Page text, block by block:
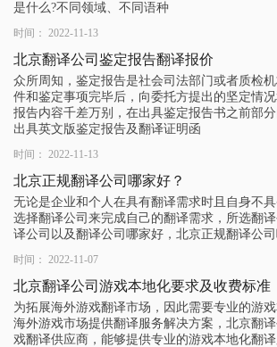
是什么?不同领域、不同语种
时间： 2022-11-13
北京翻译公司鉴定报告翻译报价
众所周知，鉴定报告是社会司法部门或者质检
件和鉴定事项完毕后，向委托方提出的坚定情
报告内容千差万别，在出具鉴定报告书之前部
出具英文版鉴定报告及翻译证明函
时间： 2022-11-13
北京正规翻译公司哪家好？
无论是企业和个人在具有翻译需求时且自身不
选择翻译公司来完成自己的翻译需求，所选翻
译公司以及翻译公司哪家好，北京正规翻译公司
时间： 2022-11-07
北京翻译公司游戏本地化要求及收费标准
为拓展海外游戏翻译市场，因此需要专业的游
海外游戏市场提供翻译服务解决方案，北京翻
戏翻译供应商，能够提供专业的游戏本地化翻